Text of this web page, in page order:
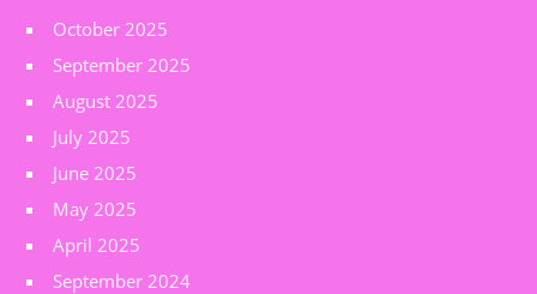
October 2025
September 2025
August 2025
July 2025
June 2025
May 2025
April 2025
September 2024